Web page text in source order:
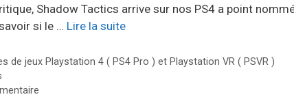
Shadow Tactics arrive sur nos PS4 a point
si le … Lire la suite
de jeux Playstation 4 ( PS4 Pro ) et Playstation VR ( PSVR )